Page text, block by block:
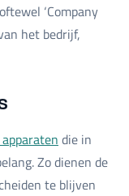
‘Company
het bedrijf,
die in
Zo dienen de
te blijven